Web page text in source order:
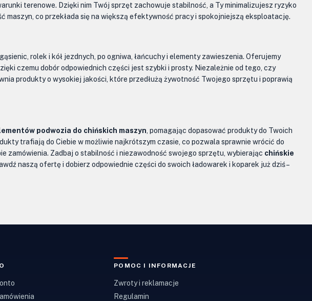
terenowe. Dzięki nim Twój sprzęt zachowuje stabilność, a Ty minimalizujesz ryzyko
co przekłada się na większą efektywność pracy i spokojniejszą eksploatację.
rolek i kół jezdnych, po ogniwa, łańcuchy i elementy zawieszenia. Oferujemy
czemu dobór odpowiednich części jest szybki i prosty. Niezależnie od tego, czy
produkty o wysokiej jakości, które przedłużą żywotność Twojego sprzętu i poprawią
podwozia do chińskich maszyn , pomagając dopasować produkty do Twoich
trafiają do Ciebie w możliwie najkrótszym czasie, co pozwala sprawnie wrócić do
zamówienia. Zadbaj o stabilność i niezawodność swojego sprzętu, wybierając chińskie
naszą ofertę i dobierz odpowiednie części do swoich ładowarek i koparek już dziś –
POMOC I INFORMACJE
Zwroty i reklamacje
Regulamin